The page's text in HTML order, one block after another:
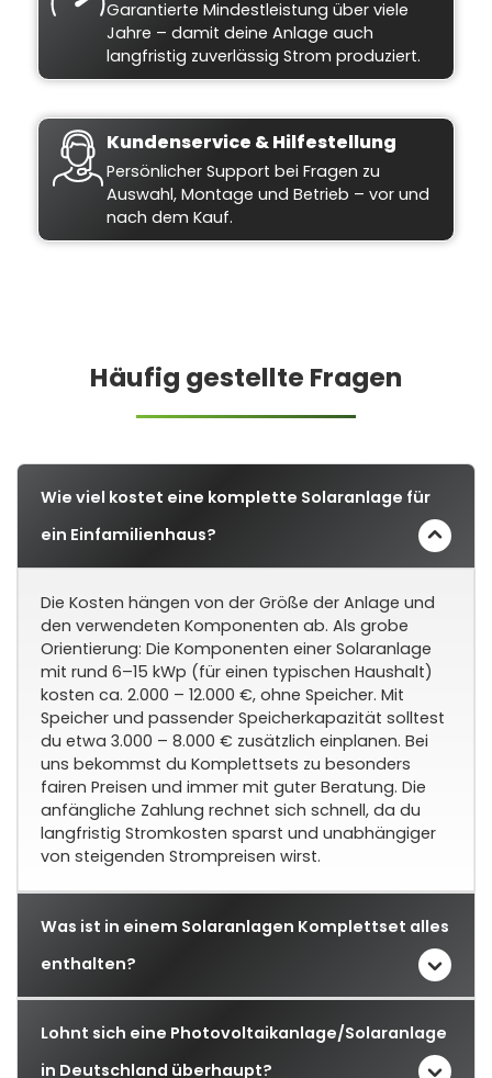
Garantierte Mindestleistung über viele
Jahre – damit deine Anlage auch
langfristig zuverlässig Strom produziert.
Kundenservice & Hilfestellung
Persönlicher Support bei Fragen zu
Auswahl, Montage und Betrieb – vor und
nach dem Kauf.
Häufig gestellte Fragen
Wie viel kostet eine komplette Solaranlage für
ein Einfamilienhaus?
Die Kosten hängen von der Größe der Anlage und
den verwendeten Komponenten ab. Als grobe
Orientierung: Die Komponenten einer Solaranlage
mit rund 6–15 kWp (für einen typischen Haushalt)
kosten ca. 2.000 – 12.000 €, ohne Speicher. Mit
Speicher und passender Speicherkapazität solltest
du etwa 3.000 – 8.000 € zusätzlich einplanen. Bei
uns bekommst du Komplettsets zu besonders
fairen Preisen und immer mit guter Beratung. Die
anfängliche Zahlung rechnet sich schnell, da du
langfristig Stromkosten sparst und unabhängiger
von steigenden Strompreisen wirst.
Was ist in einem Solaranlagen Komplettset alles
enthalten?
Lohnt sich eine Photovoltaikanlage/Solaranlage
in Deutschland überhaupt?